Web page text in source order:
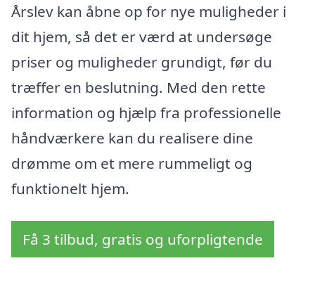
Årslev kan åbne op for nye muligheder i
dit hjem, så det er værd at undersøge
priser og muligheder grundigt, før du
træffer en beslutning. Med den rette
information og hjælp fra professionelle
håndværkere kan du realisere dine
drømme om et mere rummeligt og
funktionelt hjem.
Få 3 tilbud, gratis og uforpligtende